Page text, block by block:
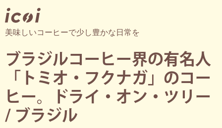
美味しいコーヒーで少し豊かな日常を
ブラジルコーヒー界の有名人
「トミオ・フクナガ」のコー
ヒー。ドライ・オン・ツリー
/ ブラジル